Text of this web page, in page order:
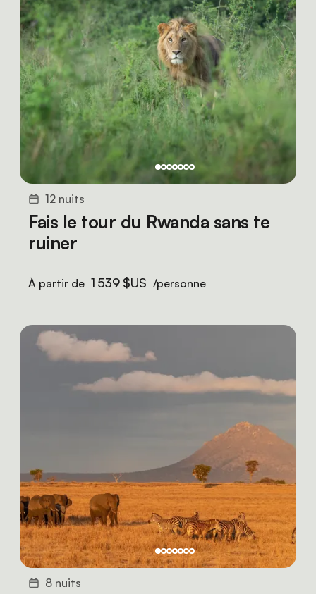
12 nuits
Fais le tour du Rwanda sans te
ruiner
À partir de 1 539 $US /personne
8 nuits